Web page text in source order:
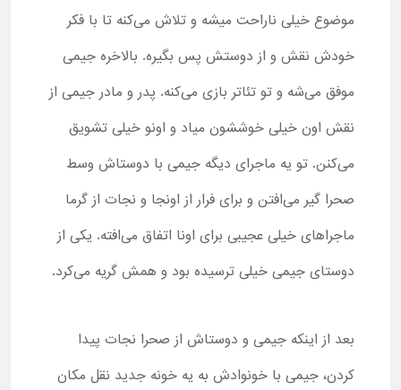
موضوع خیلی ناراحت میشه و تلاش می‌کنه تا با فکر
خودش نقش و از دوستش پس بگیره. بالاخره جیمی
موفق می‌شه و تو تئاتر بازی می‌کنه. پدر و مادر جیمی از
نقش اون خیلی خوششون میاد و اونو خیلی تشویق
می‌کنن. تو یه ماجرای دیگه جیمی با دوستاش وسط
صحرا گیر می‌افتن و برای فرار از اونجا و نجات از گرما
ماجراهای خیلی عجیبی برای اونا اتفاق می‌افته. یکی از
دوستای جیمی خیلی ترسیده بود و همش گریه می‌کرد.
بعد از اینکه جیمی و دوستاش از صحرا نجات پیدا
کردن، جیمی با خونوادش به یه خونه جدید نقل مکان